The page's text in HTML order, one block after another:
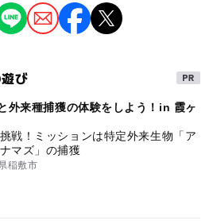
終了しました。
グ・グルメ
ド 出店者募集中 グルメ
竹細工
び
外来種捕獲の体験をしよう！in 霞ヶ
戦！ミッションは特定外来生物「ア
マズ」の捕獲
稲敷市